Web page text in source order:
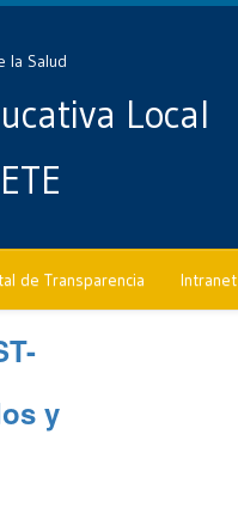
la Salud
Local
de Transparencia Intranet
y